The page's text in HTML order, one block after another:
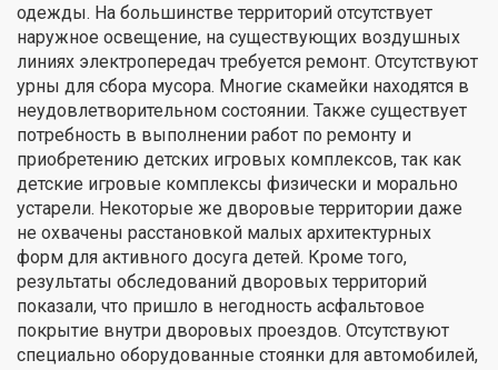
одежды. На большинстве территорий отсутствует
наружное освещение, на существующих воздушных
линиях электропередач требуется ремонт. Отсутствуют
урны для сбора мусора. Многие скамейки находятся в
неудовлетворительном состоянии. Также существует
потребность в выполнении работ по ремонту и
приобретению детских игровых комплексов, так как
детские игровые комплексы физически и морально
устарели. Некоторые же дворовые территории даже
не охвачены расстановкой малых архитектурных
форм для активного досуга детей. Кроме того,
результаты обследований дворовых территорий
показали, что пришло в негодность асфальтовое
покрытие внутри дворовых проездов. Отсутствуют
специально оборудованные стоянки для автомобилей,